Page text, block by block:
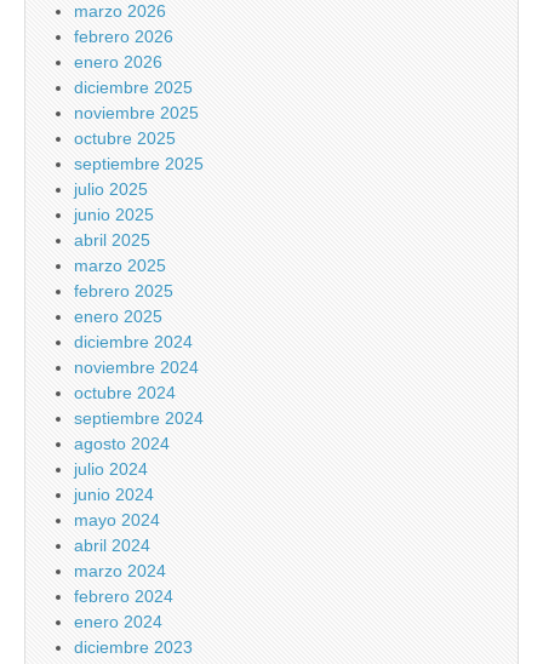
marzo 2026
febrero 2026
enero 2026
diciembre 2025
noviembre 2025
octubre 2025
septiembre 2025
julio 2025
junio 2025
abril 2025
marzo 2025
febrero 2025
enero 2025
diciembre 2024
noviembre 2024
octubre 2024
septiembre 2024
agosto 2024
julio 2024
junio 2024
mayo 2024
abril 2024
marzo 2024
febrero 2024
enero 2024
diciembre 2023